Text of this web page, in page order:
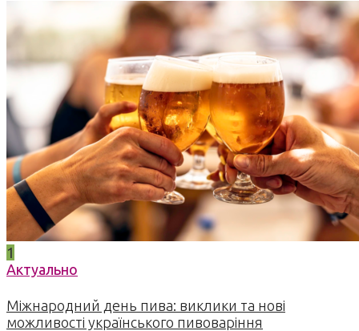
1
Актуально
Міжнародний день пива: виклики та нові
можливості українського пивоваріння